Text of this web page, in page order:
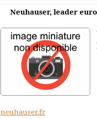
Neuhauser, leader
neuhauser.fr